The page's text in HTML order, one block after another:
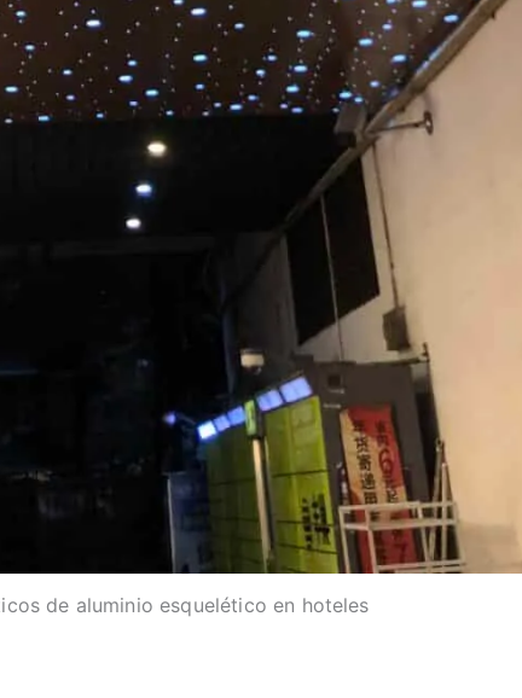
de aluminio esquelético en hoteles